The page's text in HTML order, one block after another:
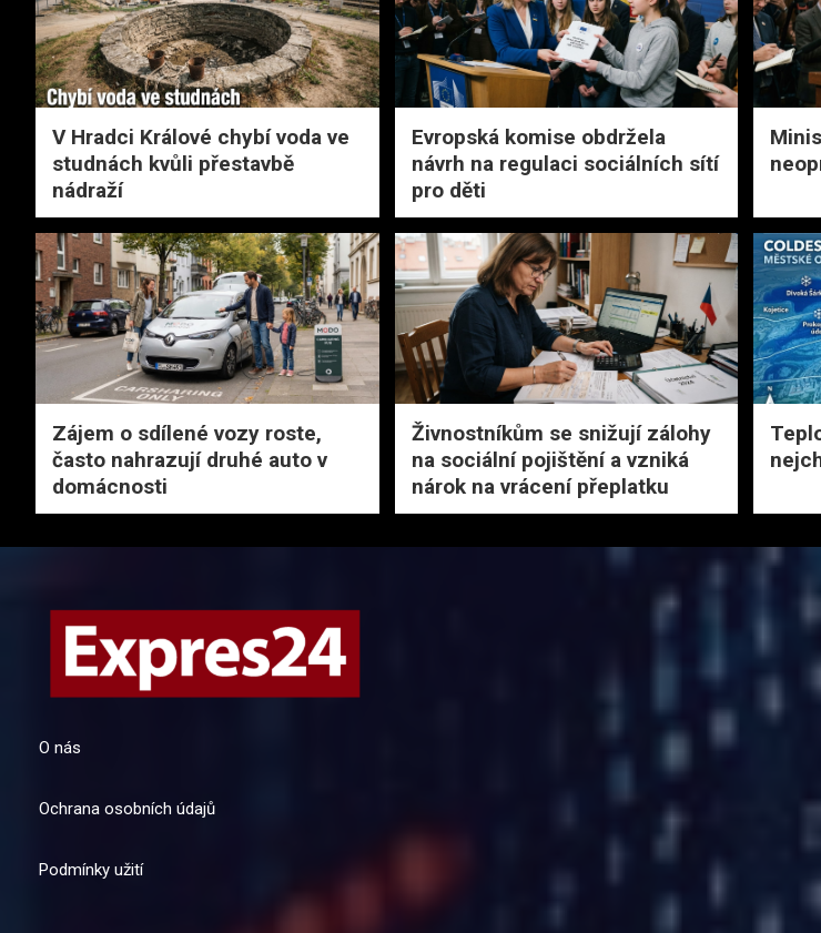
V Hradci Králové chybí voda ve
studnách kvůli přestavbě
nádraží
Evropská komise obdržela
návrh na regulaci sociálních sítí
pro děti
Zájem o sdílené vozy roste,
často nahrazují druhé auto v
domácnosti
Živnostníkům se snižují zálohy
na sociální pojištění a vzniká
nárok na vrácení přeplatku
O nás
Ochrana osobních údajů
Podmínky užití